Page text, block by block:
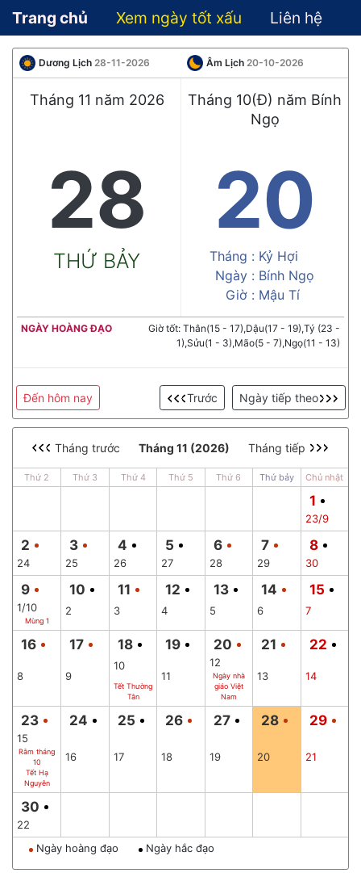
Trang chủ Xem ngày tốt xấu Liên hệ
Dương Lịch 28-11-2026 Âm Lịch 20-10-2026
Tháng 11 năm 2026
Tháng 10(Đ) năm Bính
Ngọ
28
THỨ BẢY
20
Tháng : Kỷ Hợi
Ngày : Bính Ngọ
Giờ : Mậu Tí
NGÀY HOÀNG ĐẠO
Giờ tốt: Thân(15 - 17),Dậu(17 - 19),Tý (23 -
1),Sửu(1 - 3),Mão(5 - 7),Ngọ(11 - 13)
Đến hôm nay Ngày tiếp theo
Trước
Tháng trước Tháng 11 (2026) Tháng tiếp
Thứ 2 Thứ 3 Thứ 4 Thứ 5 Thứ 6 Thứ bảy Chủ nhật
1
23/9
2
24
3
25
4
26
5
27
6
28
7
29
8
30
9
1/10
Mùng 1
10
2
11
3
12
4
13
5
14
6
15
7
16
8
17
9
18
10
Tết Thường
Tân
19
11
20
12
Ngày nhà
giáo Việt
Nam
21
13
22
14
23
15
Rằm tháng
10
Tết Hạ
Nguyên
24
16
25
17
26
18
27
19
28
20
29
21
30
22
Ngày hoàng đạo
Ngày hắc đạo